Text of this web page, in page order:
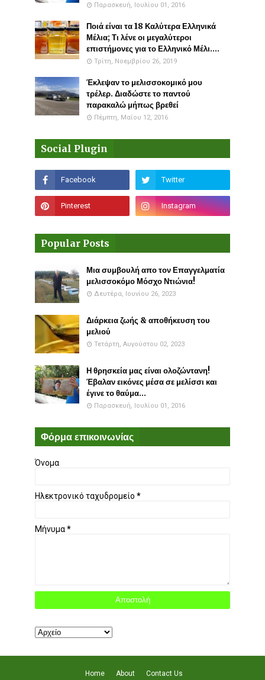
Παρασκευή, Ιουλίου 01, 2016
Ποιά είναι τα 18 Καλύτερα Ελληνικά
Μέλια; Τι λένε οι μεγαλύτεροι
επιστήμονες για το Ελληνικό Μέλι....
Τρίτη, Νοεμβρίου 26, 2019
Έκλεψαν το μελισσοκομικό μου
τρέλερ. Διαδώστε το παντού
παρακαλώ μήπως βρεθεί
Πέμπτη, Μαΐου 12, 2016
Social Plugin
Popular Posts
Μια συμβουλή απο τον Επαγγελματία
μελισσοκόμο Μόσχο Ντιώνια!
Δευτέρα, Ιουνίου 26, 2023
Διάρκεια ζωής & αποθήκευση του
μελιού
Τετάρτη, Αυγούστου 02, 2023
Η θρησκεία μας είναι ολοζώντανη!
Έβαλαν εικόνες μέσα σε μελίσσι και
έγινε το θαύμα...
Παρασκευή, Ιουλίου 01, 2016
Φόρμα επικοινωνίας
Όνομα
Ηλεκτρονικό ταχυδρομείο *
Μήνυμα*
Home About Contact Us